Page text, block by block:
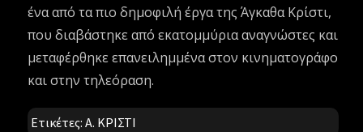
ένα από τα πιο δημοφιλή έργα της Άγκαθα Κρίστι,
που διαβάστηκε από εκατομμύρια αναγνώστες και
μεταφέρθηκε επανειλημμένα στον κινηματογράφο
και στην τηλεόραση.
Ετικέτες:Α. ΚΡΙΣΤΙ